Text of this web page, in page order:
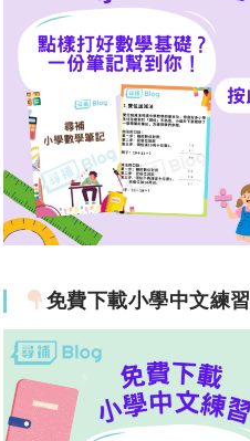
免費下載小學中文練習